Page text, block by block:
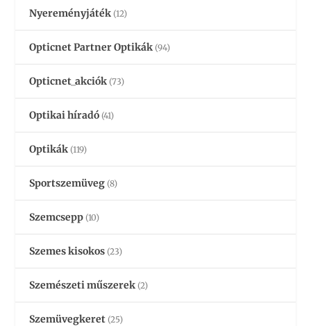
Nyereményjáték (12)
Opticnet Partner Optikák (94)
Opticnet_akciók (73)
Optikai híradó (41)
Optikák (119)
Sportszemüveg (8)
Szemcsepp (10)
Szemes kisokos (23)
Szemészeti műszerek (2)
Szemüvegkeret (25)